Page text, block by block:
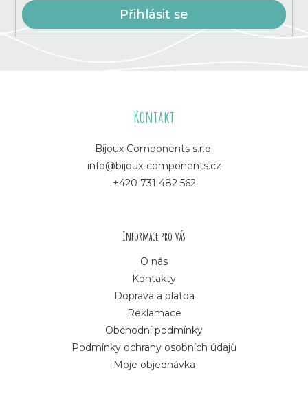
Přihlásit se
Kontakt
Bijoux Components s.r.o.
info@bijoux-components.cz
+420 731 482 562
Informace pro vás
O nás
Kontakty
Doprava a platba
Reklamace
Obchodní podmínky
Podmínky ochrany osobních údajů
Moje objednávka